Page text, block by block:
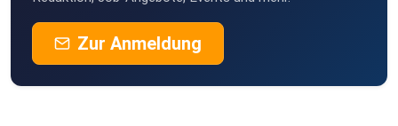
Zur Anmeldung